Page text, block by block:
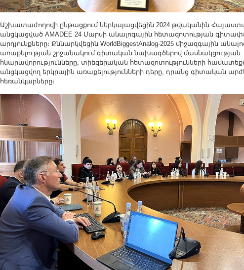
Աշխատաժողովի ընթացքում ներկայացվեցին 2024 թվականին
անցկացված AMADEE 24 Մարսի անալոգային հետազոտության
արդյունքները։ Քննարկվեցին WorldBiggestAnalog-2025 միջազգային
առաքելության շրջանակում գիտական նախագծերով մասնակցության
հնարավորությունները, տիեզերական հետազոտությունների
անցկացվող երկրային առաքելությունների դերը, դրանց գիտական
հեռանկարները։